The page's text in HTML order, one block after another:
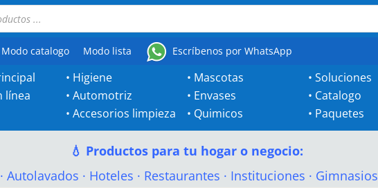
Modo catalogo Modo lista Escríbenos por WhatsApp
línea
• Higiene
•Automotriz
•Accesorios limpieza
• Mascotas
• Envases
• Quimicos
•Soluciones
• Catalogo
• Paquetes
💧 Productos para tu hogar o negocio:
· Autolavados · Hoteles · Restaurantes · Instituciones · Gimnasios